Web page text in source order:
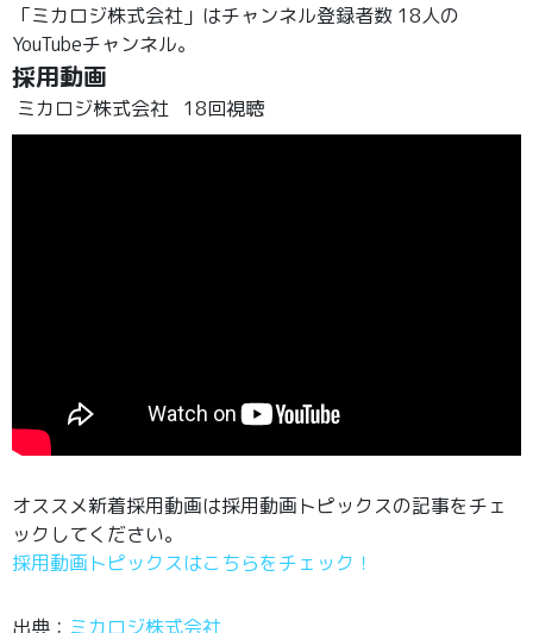
「ミカロジ株式会社」はチャンネル登録者数 18人の
YouTubeチャンネル。
採用動画
ミカロジ株式会社 18回視聴
オススメ新着採用動画は採用動画トピックスの記事をチェ
ックしてください。
採用動画トピックスはこちらをチェック！
出典： ミカロジ株式会社